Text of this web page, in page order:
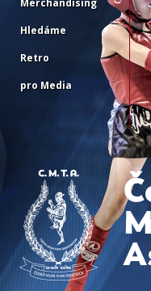
Merchandising
Hledáme
Retro
pro Media